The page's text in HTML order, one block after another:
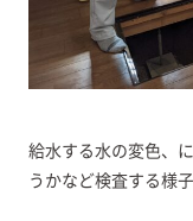
給水する水の変色、
うかなど検査する様子